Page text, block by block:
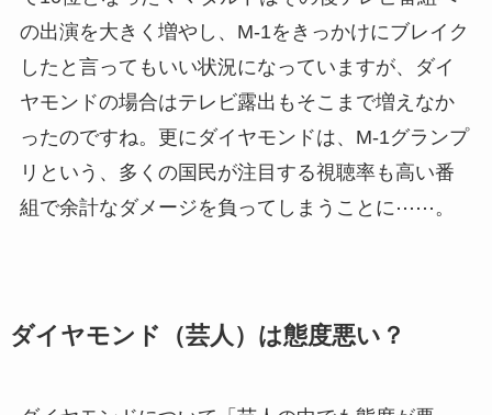
の出演を大きく増やし、M-1をきっかけにブレイク
したと言ってもいい状況になっていますが、ダイ
ヤモンドの場合はテレビ露出もそこまで増えなか
ったのですね。更にダイヤモンドは、M-1グランプ
リという、多くの国民が注目する視聴率も高い番
組で余計なダメージを負ってしまうことに⋯⋯。
ダイヤモンド（芸人）は態度悪い？